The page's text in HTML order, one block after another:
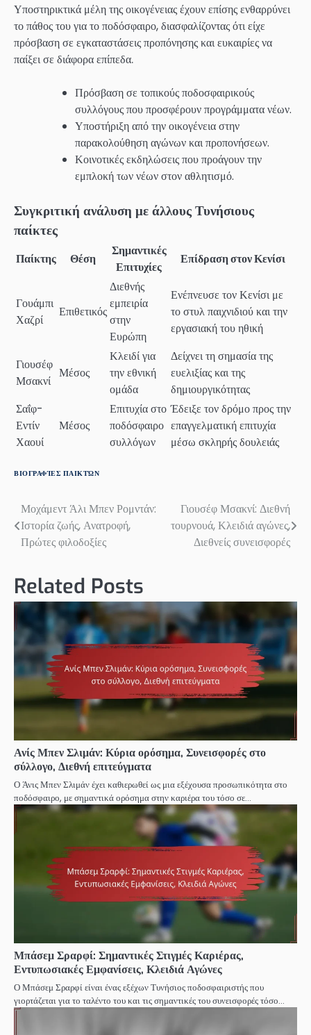
Υποστηρικτικά μέλη της οικογένειας έχουν επίσης ενθαρρύνει
το πάθος του για το ποδόσφαιρο, διασφαλίζοντας ότι είχε
πρόσβαση σε εγκαταστάσεις προπόνησης και ευκαιρίες να
παίξει σε διάφορα επίπεδα.
Πρόσβαση σε τοπικούς ποδοσφαιρικούς
συλλόγους που προσφέρουν προγράμματα νέων.
Υποστήριξη από την οικογένεια στην
παρακολούθηση αγώνων και προπονήσεων.
Κοινοτικές εκδηλώσεις που προάγουν την
εμπλοκή των νέων στον αθλητισμό.
Συγκριτική ανάλυση με άλλους Τυνήσιους
παίκτες
Παίκτης Θέση
Σημαντικές
Επιτυχίες
Επίδραση στον Κενίσι
Γουάμπι
Χαζρί
Επιθετικός
Διεθνής
εμπειρία
στην
Ευρώπη
Ενέπνευσε τον Κενίσι με
το στυλ παιχνιδιού και την
εργασιακή του ηθική
Γιουσέφ
Μσακνί
Μέσος
Κλειδί για
την εθνική
ομάδα
Δείχνει τη σημασία της
ευελιξίας και της
δημιουργικότητας
Σαΐφ-
Εντίν
Χαουί
Μέσος
Επιτυχία στο
ποδόσφαιρο
συλλόγων
Έδειξε τον δρόμο προς την
επαγγελματική επιτυχία
μέσω σκληρής δουλειάς
ΒΙΟΓΡΑΦΊΕΣ ΠΑΙΚΤΏΝ
Post
navigation
Μοχάμεντ Άλι Μπεν Ρομντάν:
Ιστορία ζωής, Ανατροφή,
Πρώτες φιλοδοξίες
Γιουσέφ Μσακνί: Διεθνή
τουρνουά, Κλειδιά αγώνες,
Διεθνείς συνεισφορές
Related Posts
Ανίς Μπεν Σλιμάν: Κύρια ορόσημα, Συνεισφορές στο
σύλλογο, Διεθνή επιτεύγματα
Ο Άνις Μπεν Σλιμάν έχει καθιερωθεί ως μια εξέχουσα προσωπικότητα στο
ποδόσφαιρο, με σημαντικά ορόσημα στην καριέρα του τόσο σε…
Μπάσεμ Σραρφί: Σημαντικές Στιγμές Καριέρας,
Εντυπωσιακές Εμφανίσεις, Κλειδιά Αγώνες
Ο Μπάσεμ Σραρφί είναι ένας εξέχων Τυνήσιος ποδοσφαιριστής που
γιορτάζεται για το ταλέντο του και τις σημαντικές του συνεισφορές τόσο…